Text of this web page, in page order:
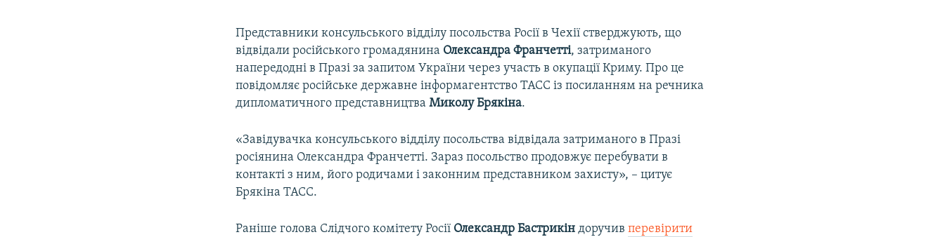
Представники консульського відділу посольства Росії в Чехії стверджують, що
відвідали російського громадянина Олександра Франчетті, затриманого
напередодні в Празі за запитом України через участь в окупації Криму. Про це
повідомляє російське державне інформагентство ТАСС із посиланням на речника
дипломатичного представництваМиколу Брякіна.
«Завідувачка консульського відділу посольства відвідала затриманого в Празі
росіянина Олександра Франчетті. Зараз посольство продовжує перебувати в
контакті з ним, його родичами і законним представником захисту», – цитує
Брякіна ТАСС.
Раніше голова Слідчого комітету Росії Олександр Бастрикін доручивперевірити